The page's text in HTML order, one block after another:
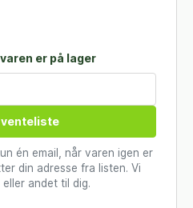
er på lager
venteliste
én email, når varen igen er
din adresse fra listen. Vi
andet til dig.